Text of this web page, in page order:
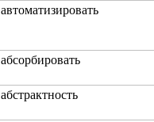
автоматизировать
абсорбировать
абстрактность